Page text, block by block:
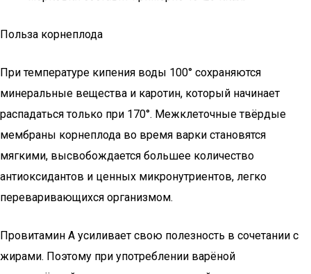
Польза корнеплода
При температуре кипения воды 100° сохраняются
минеральные вещества и каротин, который начинает
распадаться только при 170°. Межклеточные твёрдые
мембраны корнеплода во время варки становятся
мягкими, высвобождается большее количество
антиоксидантов и ценных микронутриентов, легко
переваривающихся организмом.
Провитамин А усиливает свою полезность в сочетании с
жирами. Поэтому при употреблении варёной